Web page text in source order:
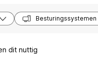
Besturingssystemen
dit nuttig